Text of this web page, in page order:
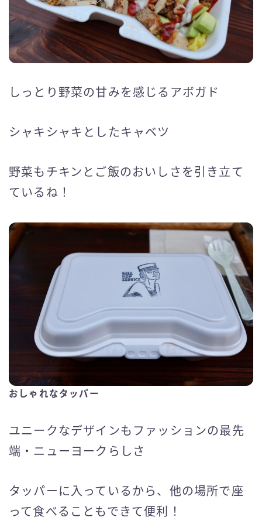
しっとり野菜の甘みを感じるアボガド
シャキシャキとしたキャベツ
野菜もチキンとご飯のおいしさを引き立て
ているね！
おしゃれなタッパー
ユニークなデザインもファッションの最先
端・ニューヨークらしさ
タッパーに入っているから、他の場所で座
って食べることもできて便利！